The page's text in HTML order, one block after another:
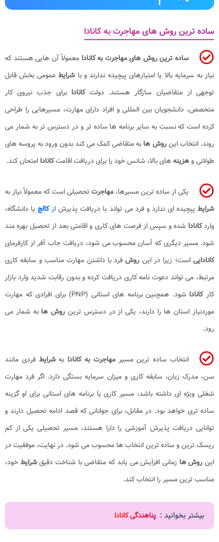
ساده ترین روش های مهاجرت به کانادا
ساده ترین روش های مهاجرت به کانادا معمولاً آن هایی هستند که
نیاز به سرمایه بالا یا امتیازهای پیچیده ندارند و با شرایطعمومی بخش قابل
توجهی از متقاضیان سازگار هستند. دولتکانادابرای جذب نیروی کار
متخصص، دانشجویان بین المللی و افراد دارای مهارت، مسیرهایی را طراحی
کرده است که نسبت به سایر برنامه ها ساده تر و در دسترس تر به شمار می
روند. انتخاب اینروش ها به متقاضی کمک می کند بدون ورود به پروسه های
طولانی وهزینه های بالا، شانس خود را برای دریافت اقامتکانادا امتحان کند.
یکی از ساده ترین مسیرها، مهاجرت تحصیلی است که معمولاً نیاز به
شرایط پیچیده ای ندارد و فرد می تواند با دریافت پذیرش ازکالج یا دانشگاه،
واردکانادا شده و سپس از فرصت های کاری و اقامتی بعد از تحصیل بهره مند
شود. مسیر دیگری که آسان محسوب می شود، دریافت جاب آفر از کارفرمای
کاناداییاست؛ زیرا در این روش فرد با داشتن مهارت مناسب و سابقه کاری
مرتبط، می تواند دعوت نامه کاری دریافت کرده و بدون رقابت شدید وارد بازار
کارکانادا
شود. همچنین برنامه های استانی (PNP) برای افرادی که مهارت
موردنیاز استان ها را دارند، یکی از در دسترس ترین روش هابه شمار می
رود.
انتخاب ساده ترین مسیرمهاجرت به کانادا بهشرایطفردی مانند
سن، مدرک زبان، سابقه کاری و میزان سرمایه بستگی دارد. اگر فرد مهارت
شغلی ویژه ای داشته باشد، مسیر کاری یا برنامه های استانی برای او گزینه
ساده تری خواهد بود. در مقابل، برای جوانانی که قصد ادامه تحصیل دارند و
توانایی دریافت پذیرش آموزشی را دارا هستند، مسیر تحصیلی یکی از کم
ریسک ترین و ساده ترین انتخاب ها محسوب می شود. در نهایت، موفقیت در
این روش ها زمانی افزایش می یابد که متقاضی با شناخت دقیقشرایط خود،
مناسب ترین مسیر را انتخاب کند.
بیشتر بخوانید : پناهندگی کانادا